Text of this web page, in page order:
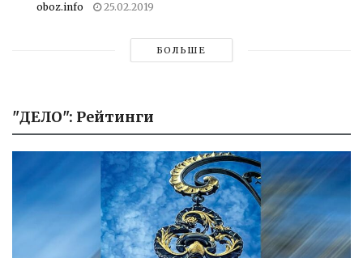
oboz.info 25.02.2019
БОЛЬШЕ
"ДЕЛО": Рейтинги